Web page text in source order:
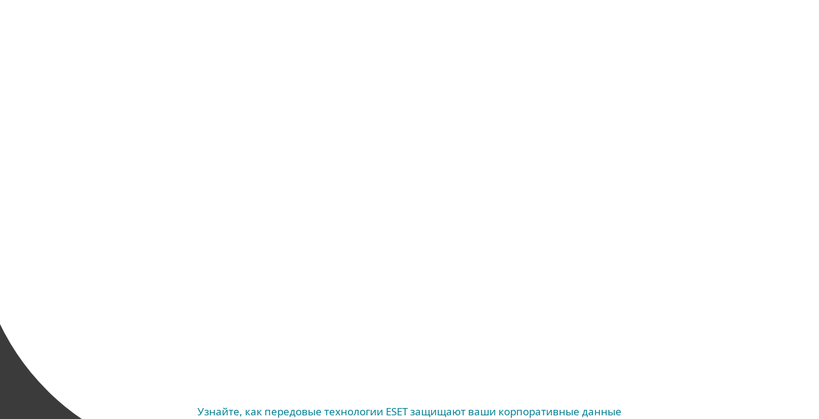
Узнайте, как передовые технологии ESET защищают ваши корпоративные данные